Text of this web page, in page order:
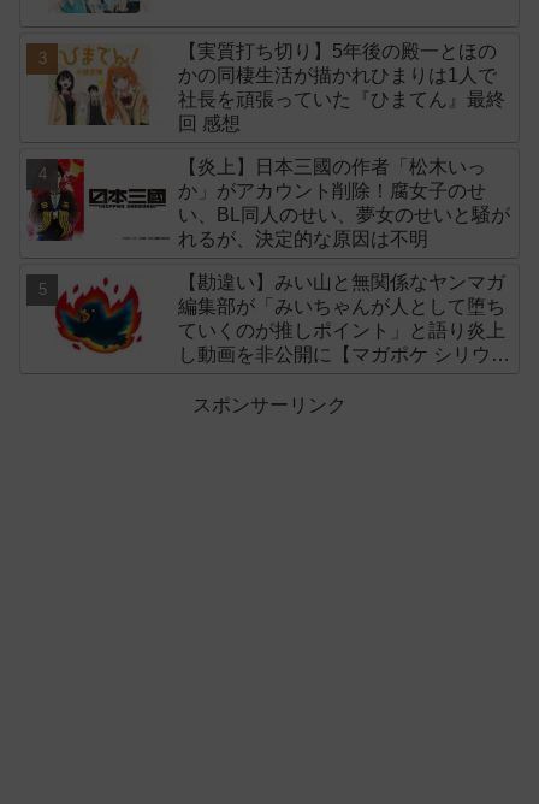
【実質打ち切り】5年後の殿一とほの
かの同棲生活が描かれひまりは1人で
社長を頑張っていた『ひまてん』最終
回 感想
【炎上】日本三國の作者「松木いっ
か」がアカウント削除！腐女子のせ
い、BL同人のせい、夢女のせいと騒が
れるが、決定的な原因は不明
【勘違い】みい山と無関係なヤンマガ
編集部が「みいちゃんが人として堕ち
ていくのが推しポイント」と語り炎上
し動画を非公開に【マガポケ シリウ
スポンサーリンク